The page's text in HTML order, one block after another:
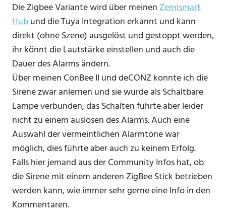
Die Zigbee Variante wird über meinenZemismart
Hubund die Tuya Integration erkannt und kann
direkt (ohne Szene) ausgelöst und gestoppt werden,
ihr könnt die Lautstärke einstellen und auch die
Dauer des Alarms ändern.
Über meinen ConBee II und deCONZ konnte ich die
Sirene zwar anlernen und sie wurde als Schaltbare
Lampe verbunden, das Schalten führte aber leider
nicht zu einem auslösen des Alarms. Auch eine
Auswahl der vermeintlichen Alarmtöne war
möglich, dies führte aber auch zu keinem Erfolg.
Falls hier jemand aus der Community Infos hat, ob
die Sirene mit einem anderen ZigBee Stick betrieben
werden kann, wie immer sehr gerne eine Info in den
Kommentaren.